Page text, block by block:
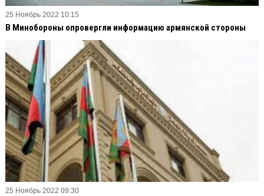
25 Ноябрь 2022 10:15
В Минобороны опровергли информацию армянской стороны
25 Ноябрь 2022 09:30